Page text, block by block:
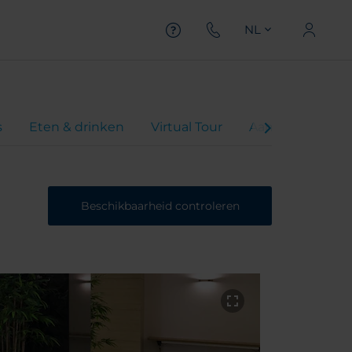
NL
Eten & drinken Virtual Tour Aanbiedingen
Beschikbaarheid controleren